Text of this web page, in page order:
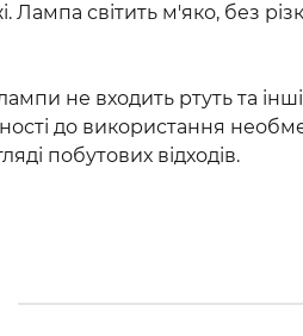
Лампа світить м'яко, без
не входить ртуть та
до використання
побутових відходів.